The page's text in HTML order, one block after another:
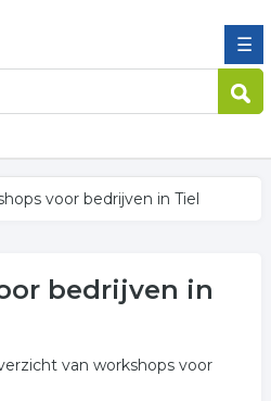
☰
voor bedrijven in Tiel
bedrijven in
van workshops voor